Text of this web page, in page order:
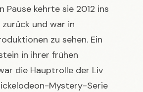
Pause kehrte sie 2012 ins
und war in
zu sehen. Ein
in ihrer frühen
die Hauptrolle der Liv
Mystery-Serie